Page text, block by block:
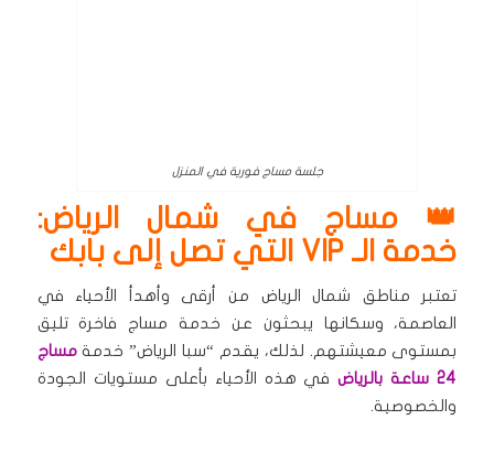
جلسة مساج فورية في المنزل
👑 مساج في شمال الرياض:
خدمة الـ VIP التي تصل إلى بابك
تعتبر مناطق شمال الرياض من أرقى وأهدأ الأحياء في
العاصمة، وسكانها يبحثون عن خدمة مساج فاخرة تليق
بمستوى معيشتهم. لذلك، يقدم “سبا الرياض” خدمةمساج
24 ساعة بالرياض
في هذه الأحياء بأعلى مستويات الجودة
والخصوصية.